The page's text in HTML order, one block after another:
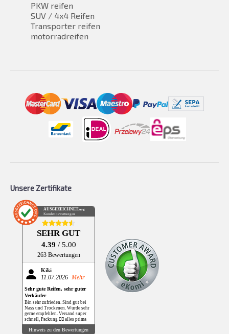
PKW reifen
SUV / 4x4 Reifen
Transporter reifen
motorradreifen
Unsere Zertifikate
AUSGEZEICHNET.org
Kundenbewertungen
SEHR GUT
4.39 / 5.00
263 Bewertungen
Kiki
11.07.2026 Mehr
Sehr gute Reifen, sehr guter
Verkäufer
Bin sehr zufrieden. Sind gut bei
Nass und Trockenen. Wurde sehr
gerne empfehlen. Versand super
schnell, Packung 👌🏻 alles prima
Hinweis zu den Bewertungen